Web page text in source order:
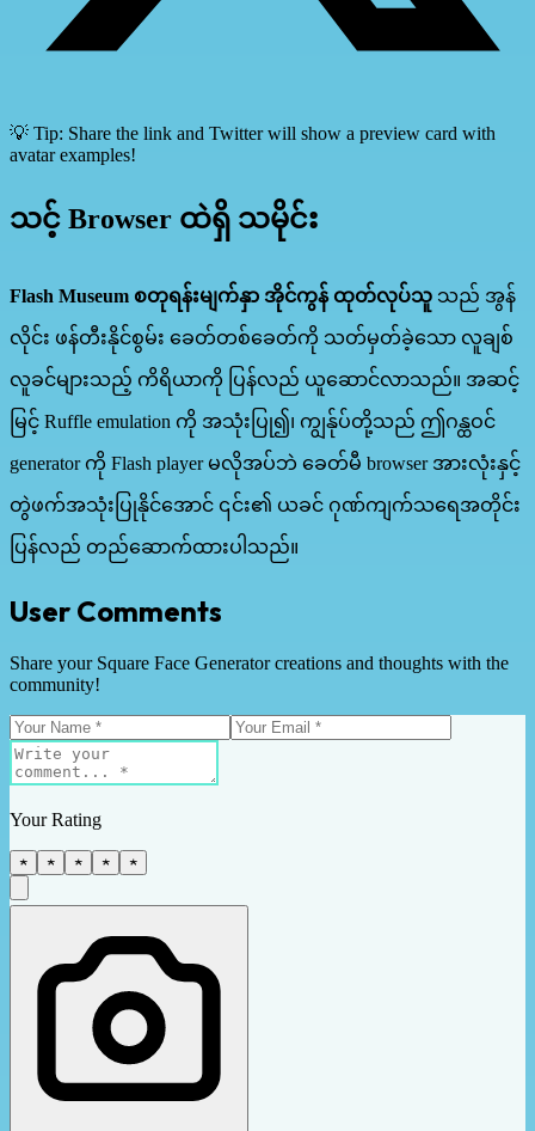
💡 Tip: Share the link and Twitter will show a preview card with
avatar examples!
သင့် Browser ထဲရှိ သမိုင်း
Flash Museum စတုရန်းမျက်နှာ အိုင်ကွန် ထုတ်လုပ်သူ သည် အွန်
လိုင်း ဖန်တီးနိုင်စွမ်း ခေတ်တစ်ခေတ်ကို သတ်မှတ်ခဲ့သော လူချစ်
လူခင်များသည့် ကိရိယာကို ပြန်လည် ယူဆောင်လာသည်။ အဆင့်
မြင့် Ruffle emulation ကို အသုံးပြု၍၊ ကျွန်ုပ်တို့သည် ဤဂန္ထဝင်
generator ကို Flash player မလိုအပ်ဘဲ ခေတ်မီ browser အားလုံးနှင့်
တွဲဖက်အသုံးပြုနိုင်အောင် ၎င်း၏ ယခင် ဂုဏ်ကျက်သရေအတိုင်း
ပြန်လည် တည်ဆောက်ထားပါသည်။
User Comments
Share your Square Face Generator creations and thoughts with the
community!
Your Rating
★ ★ ★ ★ ★